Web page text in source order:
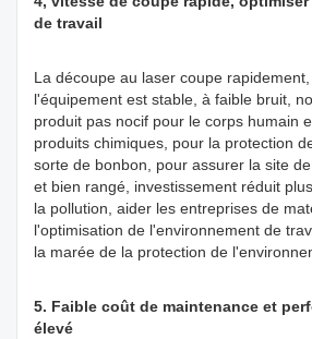
de travail
La découpe au laser coupe
l'équipement est stable, à faible bruit,
produit pas nocif pour le corps humain
produits chimiques, pour la protection
sorte de bonbon, pour assurer la site
et bien rangé, investissement réduit
la pollution, aider les entreprises de
l'optimisation de l'environnement de
la marée de la protection de
5. Faible coût de maintenance et
élevé